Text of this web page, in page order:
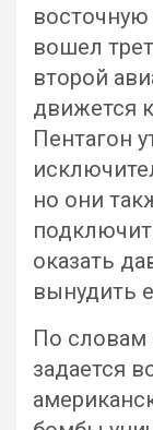
вошел
второй
движется
Пентагон
но они
оказать
вынудить
По словам
задается